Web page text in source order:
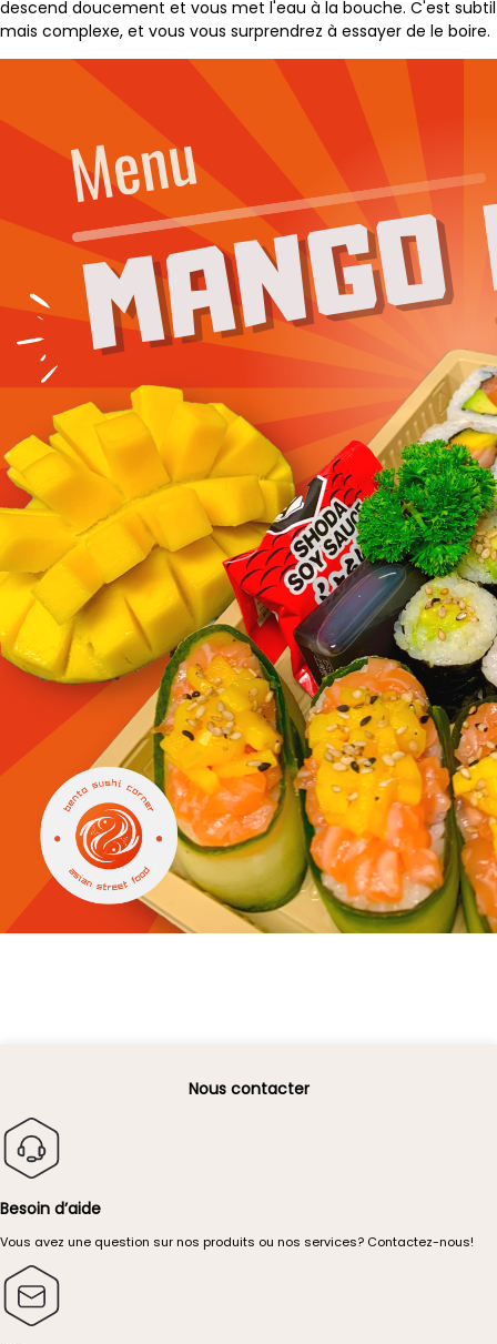
descend doucement et vous met l'eau à la bouche. C'est subtil
mais complexe, et vous vous surprendrez à essayer de le boire.
Nous contacter
Besoin d’aide
Vous avez une question sur nos produits ou nos services? Contactez-nous!